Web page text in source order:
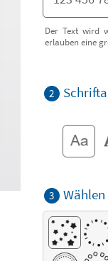
Der Text wird
erlauben eine
2
3 Wählen